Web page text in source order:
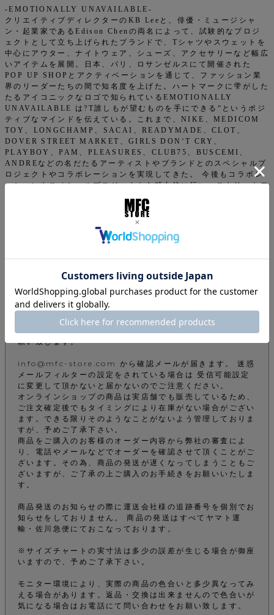
-EMOTIONALLY UNAVAILABLE-
クリエイティブディレクターのKB Leeと、俳優・ミュージシャ
ン・起業家であるEdison Chenの両名によって、試験的なプロジ
ェクトとして立ち上げられたブランドで、Tシャツやスウェットを
中心にアウター、ナイトウェア、シューズ、アクセサリーなど幅広
いアイテムを展開。日本、パリ、ロサンゼルスにて開催された
POP UP SHOPとアクティベーションを通じて、ファッション業
界のリーダーたちの間で知名度を上げた。ハートマークに雫がした
たるアイコニックなロゴで知られているEMOTIONALLY
UNAVAILABLE は?T誰しもが望むものを手にできる“というポジ
ティブなマインドを伝えている。これまで、NIKE、MEDICOM
TOY、LONGCHAMP、SACAI、READYMADE、CLOT、
DOVER STREET MARKET、GIRLS DON‘T CRY、
PLAYBOY、PAM、PLEASURES、CLUB75、BUSCEMI、
ANDREなどの名だたるアーティストやブランドとのスペシャルプ
ロジェクトやコラボレーションを実現してきた。 今後もコラボレ
ーションやスペシャルプロジェクトを精力的に行い、ストリートフ
ァッションとコンテンポラリーファッションの境界を押し広げてい
ご注文について
下記注意事項をお読みになってから商品のご購入手続きをお
願い致します。
info@mfc-store.com から確認メールが届きます。 迷惑
メールフィルターの設定をされている場合は 受信可能設定
に変更して頂かないと届かないのでご注意ください。
オンラインショップの商品は実店舗でも販売しているため、
ご注文確定後でもタイミングにより在庫がない場合がござい
ます。できる限りそのようなことがないよう管理しておりま
すが、予めご了承下さい。
商品をご購入のお客様のオーダー内容から弊社の審査によ
り、電話やメールなどでオーダーを確認させて頂くことがご
ざいます。その為、商品の発送が遅くなってしまうこともご
ざいますが、ご了承の上ご購入のお手続きをお願いいたしま
す。
商品発送のお知らせの際に運送会社様の追跡番号を個別でお
知らせをしておりません。 商品の発送はすべてヤマト運
輸・佐川急便にておこなっております。
※サイズチャートの実寸法は多少の誤差が生じる場合が御座
いますので、予めご了承下さい。
モニター環境により、実際の商品の色合いと多少異なってみ
える場合があります。返品・交換は出来ませんので色合いが
気になる場合はお電話にて問い合わせをお願い致します。